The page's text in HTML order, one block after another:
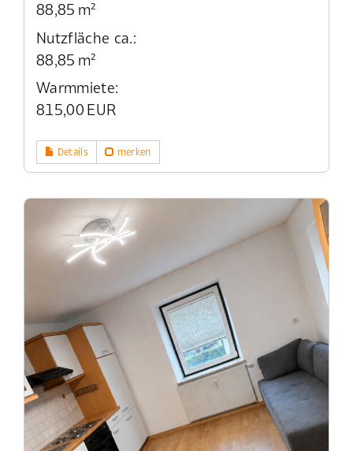
88,85 m²
Nutzfläche ca.:
88,85 m²
Warmmiete:
815,00 EUR
Details merken